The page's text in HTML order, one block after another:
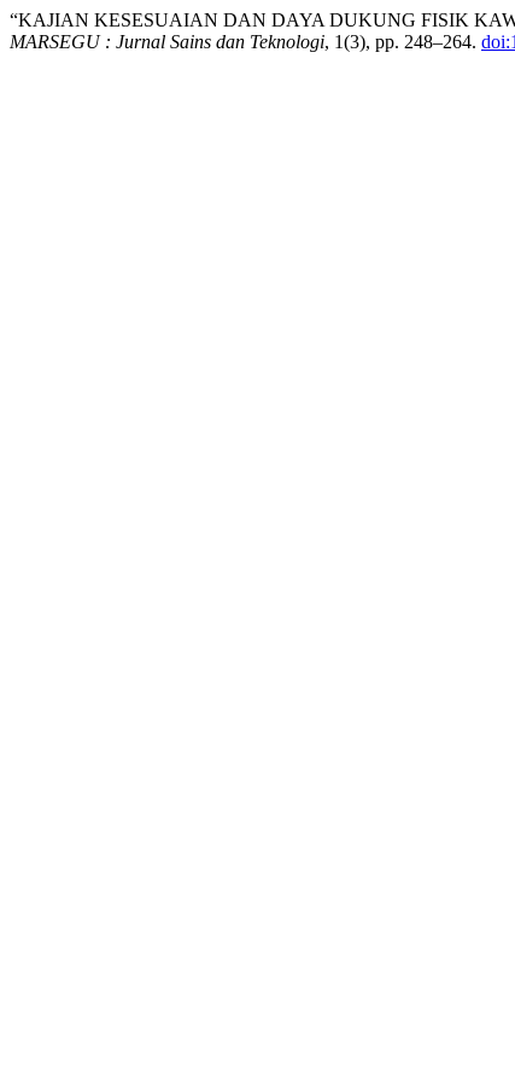
“KAJIAN KESESUAIAN DAN DAYA DUKUNG FISIK
MARSEGU : Jurnal Sains dan Teknologi, 1(3), pp. 248–264.